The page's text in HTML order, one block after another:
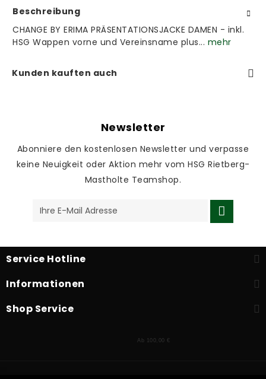
Beschreibung
CHANGE BY ERIMA PRÄSENTATIONSJACKE DAMEN - inkl.
HSG Wappen vorne und Vereinsname plus... mehr
Kunden kauften auch
Newsletter
Abonniere den kostenlosen Newsletter und verpasse
keine Neuigkeit oder Aktion mehr vom HSG Rietberg-
Mastholte Teamshop.
Service Hotline
Informationen
Shop Service
Ab 100,00 €